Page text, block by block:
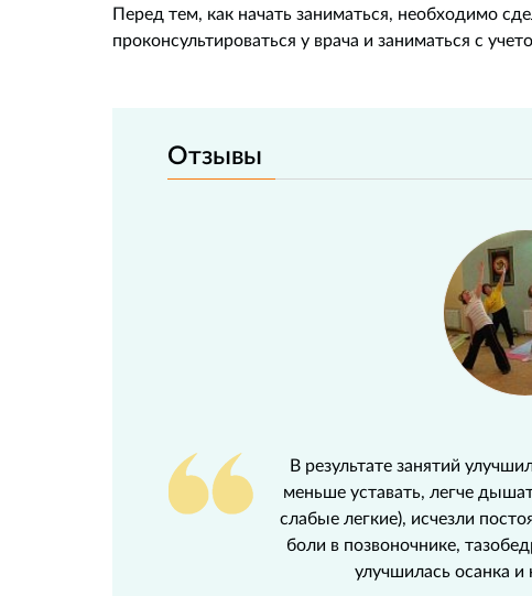
Перед тем, как начать заниматься, необходимо
проконсультироваться у врача и заниматься с
Отзывы
В результате занятий
меньше уставать, легче
слабые легкие), исчезли
боли в позвоночнике,
улучшилась осанка и